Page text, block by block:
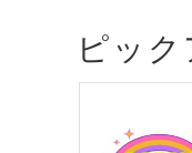
ピッ